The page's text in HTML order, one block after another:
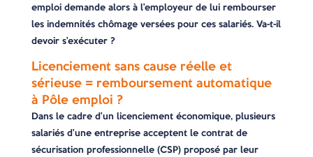
emploi demande alors à l’employeur de lui rembourser
les indemnités chômage versées pour ces salariés. Va-t-il
devoir s’exécuter ?
Licenciement sans cause réelle et
sérieuse = remboursement automatique
à Pôle emploi ?
Dans le cadre d’un licenciement économique, plusieurs
salariés d’une entreprise acceptent le contrat de
sécurisation professionnelle (CSP) proposé par leur